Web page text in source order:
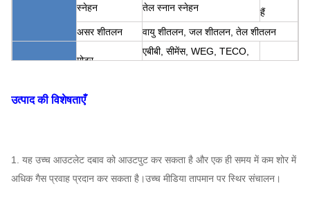
हैं
स्नेहन तेल स्नान स्नेहन
असर शीतलन वायु शीतलन, जल शीतलन, तेल शीतलन
प्रणाली
विन्यास
मोटर
एबीबी, सीमेंस, WEG, TECO,
असाइन
प्ररित करनेवाला
शंकु,
एयर इनलेट स्पंज
Q235, Q345, SS304,
SS316, HG785, DB685 ...
उत्पाद की विशेषताएँ
1. यह उच्च आउटलेट दबाव को आउटपुट कर सकता है और एक ही समय में कम शोर में
अधिक गैस प्रवाह प्रदान कर सकता है।उच्च मीडिया तापमान पर स्थिर संचालन।